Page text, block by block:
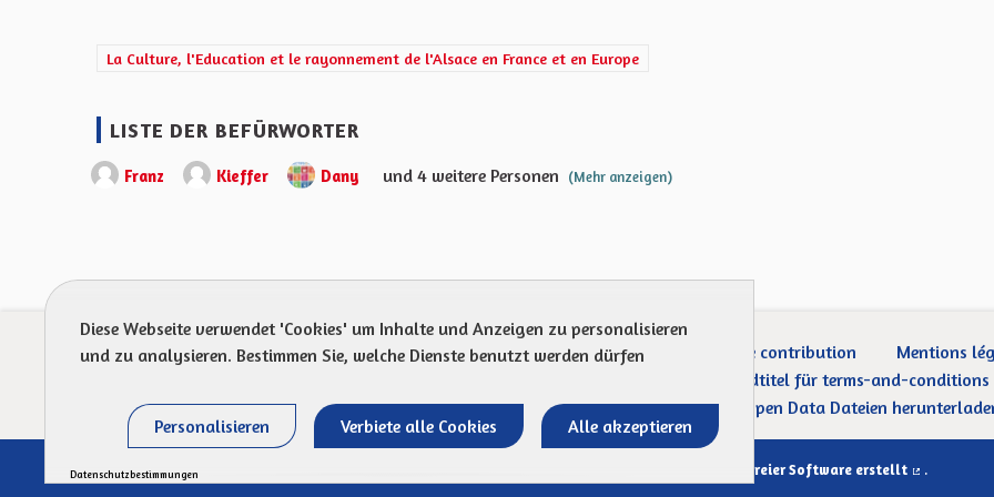
Ergebnisse nach Kategorie filtern: La Culture, l'Education et le rayonnement de l'Alsace en France et en Europe
La Culture, l'Education et le rayonnement de l'Alsace en France et en Europe
LISTE DER BEFÜRWORTER
Franz Kieffer Dany und 4 weitere Personen (Mehr anzeigen)
Protection des Données Charte de contribution
Mentions
Standardtitel für terms-and-conditions
Standardtitel für initiatives
Open Data Dateien
freier Software erstellt
.
Diese Webseite verwendet 'Cookies' um Inhalte und Anzeigen zu personalisieren
und zu analysieren. Bestimmen Sie, welche Dienste benutzt werden dürfen
Alle akzeptieren
Verbiete alle Cookies
Personalisieren
Datenschutzbestimmungen